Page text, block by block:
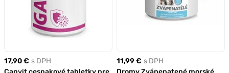
17,90 € s DPH
11,99 € s DPH